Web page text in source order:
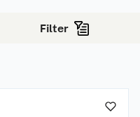
Filter